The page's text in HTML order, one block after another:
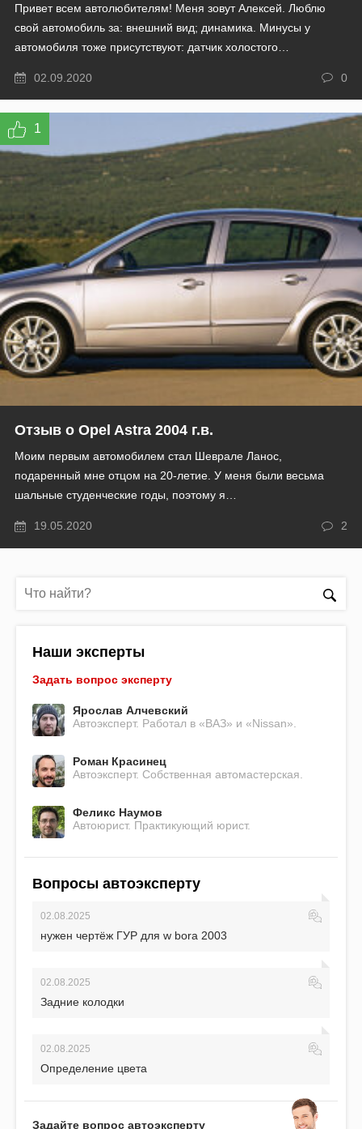
Привет всем автолюбителям! Меня зовут Алексей. Люблю
свой автомобиль за: внешний вид; динамика. Минусы у
автомобиля тоже присутствуют: датчик холостого…
02.09.2020 0
1
Отзыв о Opel Astra 2004 г.в.
Моим первым автомобилем стал Шеврале Ланос,
подаренный мне отцом на 20-летие. У меня были весьма
шальные студенческие годы, поэтому я…
19.05.2020 2
Наши эксперты
Задать вопрос эксперту
Ярослав Алчевский
Автоэксперт. Работал в «ВАЗ» и «Nissan».
Роман Красинец
Автоэксперт. Собственная автомастерская.
Феликс Наумов
Автоюрист. Практикующий юрист.
Вопросы автоэксперту
02.08.2025
нужен чертёж ГУР для w bora 2003
02.08.2025
Задние колодки
02.08.2025
Определение цвета
Задайте вопрос автоэксперту